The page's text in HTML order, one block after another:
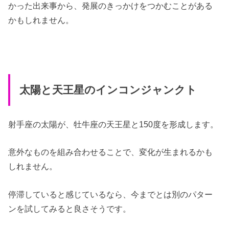
かった出来事から、発展のきっかけをつかむことがある
かもしれません。
太陽と天王星のインコンジャンクト
射手座の太陽が、牡牛座の天王星と150度を形成します。
意外なものを組み合わせることで、変化が生まれるかも
しれません。
停滞していると感じているなら、今までとは別のパター
ンを試してみると良さそうです。